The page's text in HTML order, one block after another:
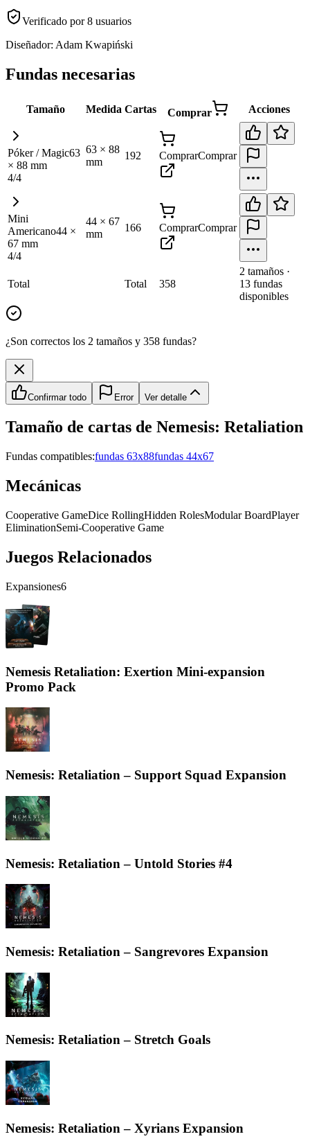
Verificado por8 usuarios
Diseñador: Adam Kwapiński
Fundas necesarias
Tamaño Medida Cartas Comprar Acciones
Póker / Magic63
× 88 mm
4/4
63 × 88
mm
192 ComprarComprar
Mini
Americano44 ×
67 mm
4/4
44 × 67
mm
166 ComprarComprar
Total Total 358
2 tamaños ·
13 fundas
disponibles
¿Son correctos los 2 tamaños y 358 fundas?
Confirmar todo Error Ver detalle
Tamaño de cartas de Nemesis: Retaliation
Fundas compatibles:fundas 63x88fundas 44x67
Mecánicas
Cooperative GameDice RollingHidden RolesModular BoardPlayer
EliminationSemi-Cooperative Game
Juegos Relacionados
Expansiones6
Nemesis Retaliation: Exertion Mini-expansion
Promo Pack
Nemesis: Retaliation – Support Squad Expansion
Nemesis: Retaliation – Untold Stories #4
Nemesis: Retaliation – Sangrevores Expansion
Nemesis: Retaliation – Stretch Goals
Nemesis: Retaliation – Xyrians Expansion